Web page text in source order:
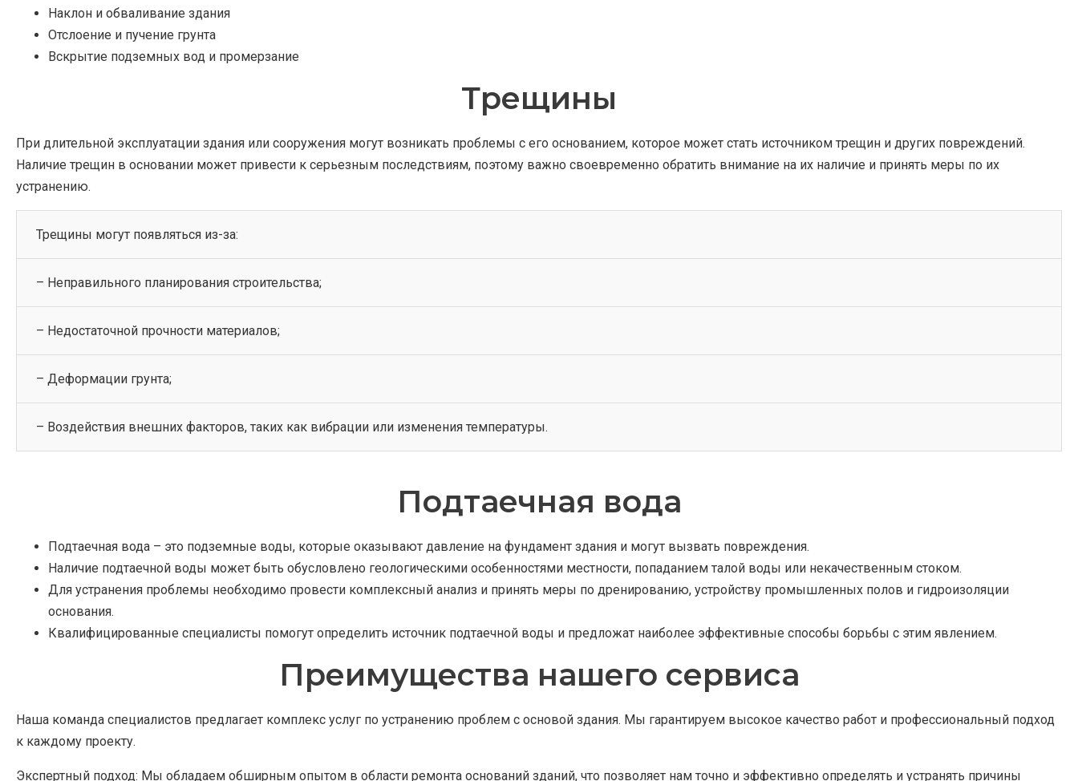
Наклон и обваливание здания
Отслоение и пучение грунта
Вскрытие подземных вод и промерзание
Трещины
При длительной эксплуатации здания или сооружения могут возникать проблемы с его основанием, которое может стать источником трещин и других повреждений.
Наличие трещин в основании может привести к серьезным последствиям, поэтому важно своевременно обратить внимание на их наличие и принять меры по их
устранению.
Трещины могут появляться из-за:
– Неправильного планирования строительства;
– Недостаточной прочности материалов;
– Деформации грунта;
– Воздействия внешних факторов, таких как вибрации или изменения температуры.
Подтаечная вода
Подтаечная вода – это подземные воды, которые оказывают давление на фундамент здания и могут вызвать повреждения.
Наличие подтаечной воды может быть обусловлено геологическими особенностями местности, попаданием талой воды или некачественным стоком.
Для устранения проблемы необходимо провести комплексный анализ и принять меры по дренированию, устройству промышленных полов и гидроизоляции
основания.
Квалифицированные специалисты помогут определить источник подтаечной воды и предложат наиболее эффективные способы борьбы с этим явлением.
Преимущества нашего сервиса
Наша команда специалистов предлагает комплекс услуг по устранению проблем с основой здания. Мы гарантируем высокое качество работ и профессиональный подход
к каждому проекту.
Экспертный подход: Мы обладаем обширным опытом в области ремонта оснований зданий, что позволяет нам точно и эффективно определять и устранять причины